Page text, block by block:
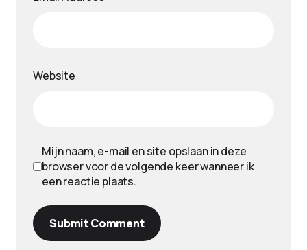
Website
Mijn naam, e-mail en site opslaan in deze
browser voor de volgende keer wanneer ik
een reactie plaats.
Submit Comment